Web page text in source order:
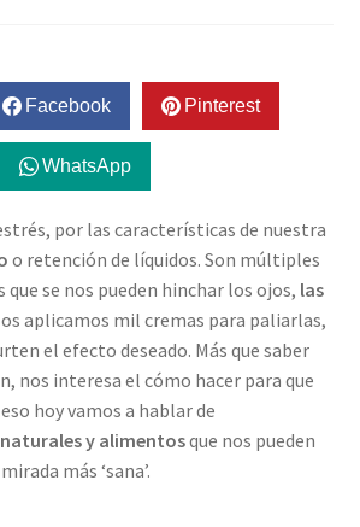
Facebook Pinterest
WhatsApp
por las características de nuestra
o retención de líquidos. Son múltiples
se nos pueden hinchar los ojos, las
aplicamos mil cremas para paliarlas,
el efecto deseado. Más que saber
nos interesa el cómo hacer para que
hoy vamos a hablar de
y alimentosque nos pueden
más ‘sana’.